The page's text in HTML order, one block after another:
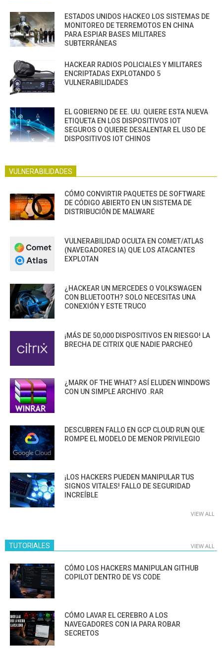
ESTADOS UNIDOS HACKEO LOS SISTEMAS DE
MONITOREO DE TERREMOTOS EN CHINA
PARA ESPIAR BASES MILITARES
SUBTERRÁNEAS
HACKEAR RADIOS POLICIALES Y MILITARES
ENCRIPTADAS EXPLOTANDO 5
VULNERABILIDADES
EL GOBIERNO DE EE. UU. QUIERE ESTA NUEVA
ETIQUETA EN LOS DISPOSITIVOS IOT
SEGUROS O QUIERE DESALENTAR EL USO DE
DISPOSITIVOS IOT CHINOS
VULNERABILIDADES
CÓMO CONVIRTIR PAQUETES DE SOFTWARE
DE CÓDIGO ABIERTO EN UN SISTEMA DE
DISTRIBUCIÓN DE MALWARE
VULNERABILIDAD OCULTA EN COMET/ATLAS
(NAVEGADORES IA) QUE LOS ATACANTES
EXPLOTAN
¿HACKEAR UN MERCEDES O VOLKSWAGEN
CON BLUETOOTH? SOLO NECESITAS UNA
CONEXIÓN Y ESTE TRUCO
¡MÁS DE 50,000 DISPOSITIVOS EN RIESGO! LA
BRECHA DE CITRIX QUE NADIE PARCHEÓ
¿MARK OF THE WHAT? ASÍ ELUDEN WINDOWS
CON UN SIMPLE ARCHIVO .RAR
DESCUBREN FALLO EN GCP CLOUD RUN QUE
ROMPE EL MODELO DE MENOR PRIVILEGIO
¡LOS HACKERS PUEDEN MANIPULAR TUS
SIGNOS VITALES! FALLO DE SEGURIDAD
INCREÍBLE
VIEW ALL
TUTORIALES VIEW ALL
CÓMO LOS HACKERS MANIPULAN GITHUB
COPILOT DENTRO DE VS CODE
CÓMO LAVAR EL CEREBRO A LOS
NAVEGADORES CON IA PARA ROBAR
SECRETOS